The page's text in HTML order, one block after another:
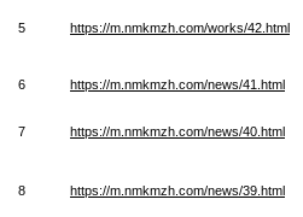
5 https://m.nmkmzh.com/works/42.html
6 https://m.nmkmzh.com/news/41.html
7 https://m.nmkmzh.com/news/40.html
8 https://m.nmkmzh.com/news/39.html